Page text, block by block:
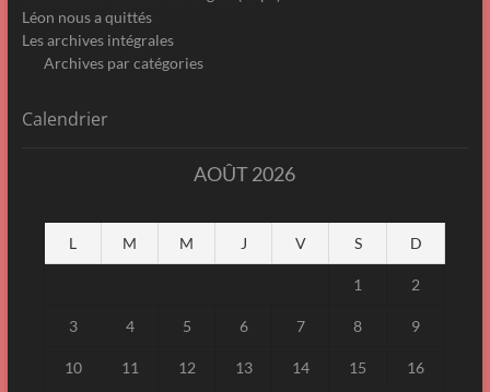
Léon nous a quittés
Les archives intégrales
Archives par catégories
Calendrier
AOÛT 2026
L M M J V S D
1 2
3 4 5 6 7 8 9
10 11 12 13 14 15 16